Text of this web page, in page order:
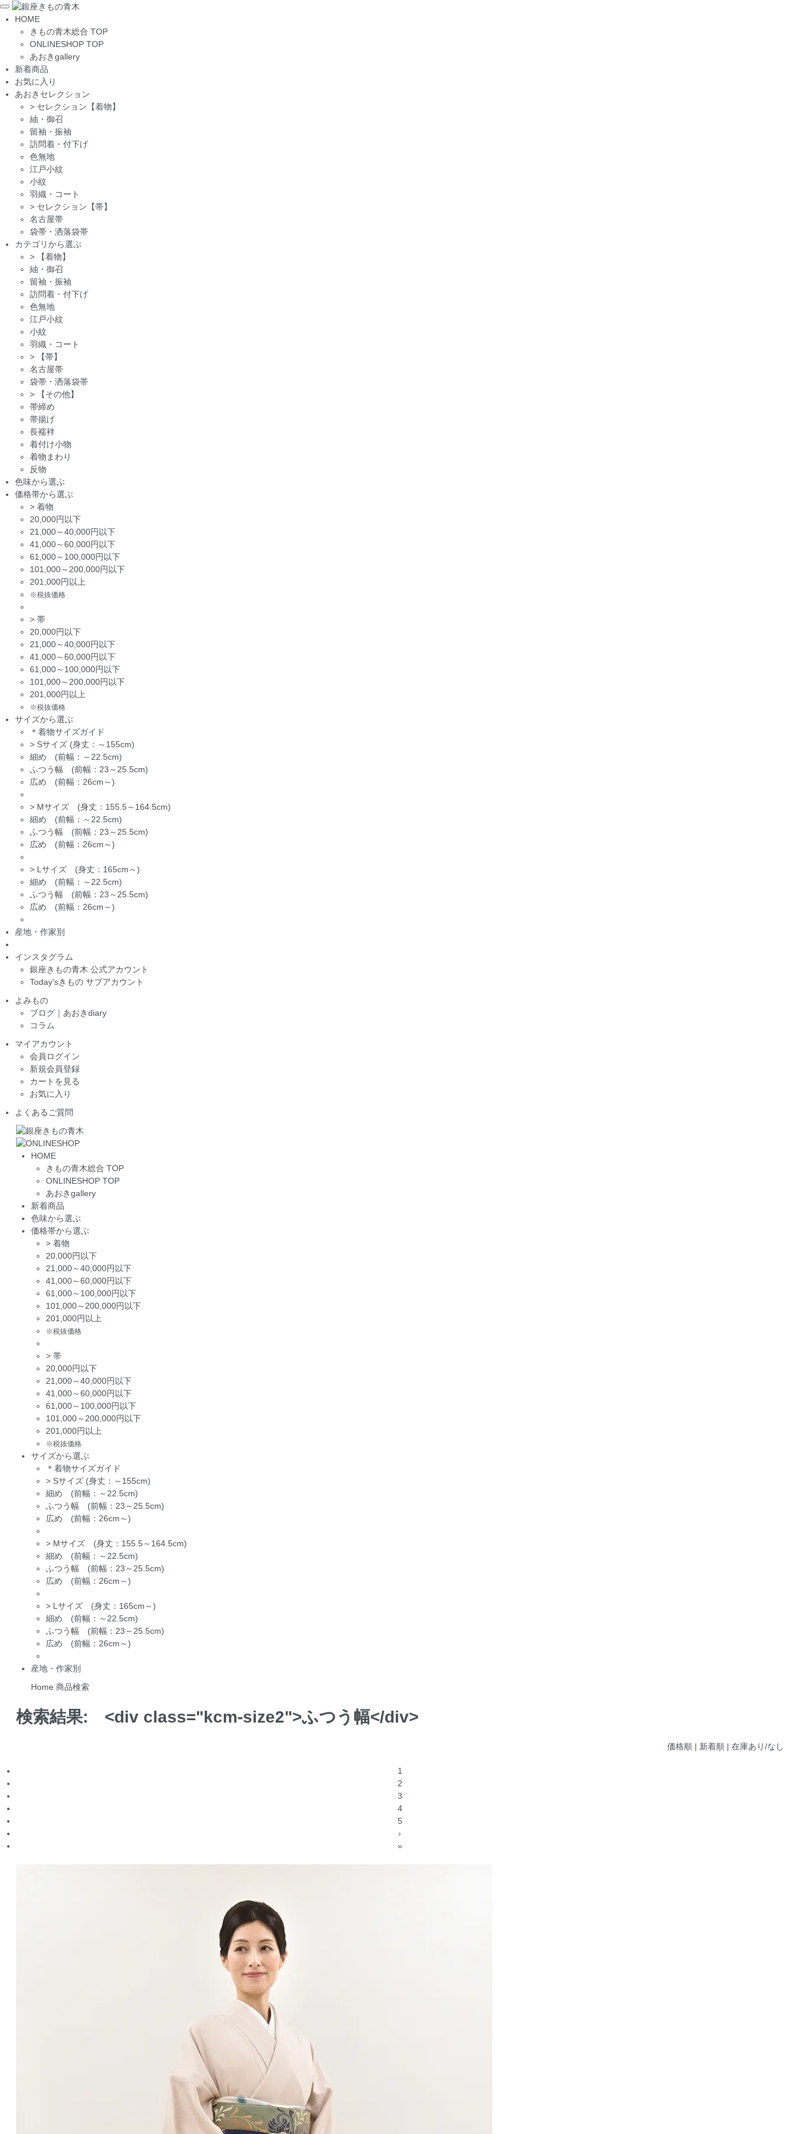
Toggle
navigation
HOME
きもの青木総合 TOP
ONLINESHOP TOP
あおきgallery
新着商品
お気に入り
あおきセレクション
> セレクション【着物】
紬・御召
留袖・振袖
訪問着・付下げ
色無地
江戸小紋
小紋
羽織・コート
> セレクション【帯】
名古屋帯
袋帯・洒落袋帯
カテゴリから選ぶ
>
【着物】
紬・御召
留袖・振袖
訪問着・付下げ
色無地
江戸小紋
小紋
羽織・コート
>
【帯】
名古屋帯
袋帯・洒落袋帯
>
【その他】
帯締め
帯揚げ
長襦袢
着付け小物
着物まわり
反物
色味から選ぶ
価格帯から選ぶ
> 着物
20,000円以下
21,000～40,000円以下
41,000～60,000円以下
61,000～100,000円以下
101,000～200,000円以下
201,000円以上
※税抜価格
> 帯
20,000円以下
21,000～40,000円以下
41,000～60,000円以下
61,000～100,000円以下
101,000～200,000円以下
201,000円以上
※税抜価格
サイズから選ぶ
＊着物サイズガイド
> Sサイズ (身丈：～155cm)
細め (前幅：～22.5cm)
ふつう幅 (前幅：23～25.5cm)
広め (前幅：26cm～)
> Mサイズ (身丈：155.5～164.5cm)
細め (前幅：～22.5cm)
ふつう幅 (前幅：23～25.5cm)
広め (前幅：26cm～)
> Lサイズ (身丈：165cm～)
細め (前幅：～22.5cm)
ふつう幅 (前幅：23～25.5cm)
広め (前幅：26cm～)
産地・作家別
インスタグラム
銀座きもの青木 公式アカウント
Today'sきもの サブアカウント
よみもの
ブログ｜あおきdiary
コラム
マイアカウント
会員ログイン
新規会員登録
カートを見る
お気に入り
よくあるご質問
HOME
きもの青木総合 TOP
ONLINESHOP TOP
あおきgallery
新着商品
色味から選ぶ
価格帯から選ぶ
> 着物
20,000円以下
21,000～40,000円以下
41,000～60,000円以下
61,000～100,000円以下
101,000～200,000円以下
201,000円以上
※税抜価格
> 帯
20,000円以下
21,000～40,000円以下
41,000～60,000円以下
61,000～100,000円以下
101,000～200,000円以下
201,000円以上
※税抜価格
サイズから選ぶ
＊着物サイズガイド
> Sサイズ (身丈：～155cm)
細め (前幅：～22.5cm)
ふつう幅 (前幅：23～25.5cm)
広め (前幅：26cm～)
> Mサイズ (身丈：155.5～164.5cm)
細め (前幅：～22.5cm)
ふつう幅 (前幅：23～25.5cm)
広め (前幅：26cm～)
> Lサイズ (身丈：165cm～)
細め (前幅：～22.5cm)
ふつう幅 (前幅：23～25.5cm)
広め (前幅：26cm～)
産地・作家別
Home 商品検索
検索結果: <div class="kcm-size2">ふつう幅</div>
価格順 | 新着順 |在庫あり/なし
1
2
3
4
5
›
»